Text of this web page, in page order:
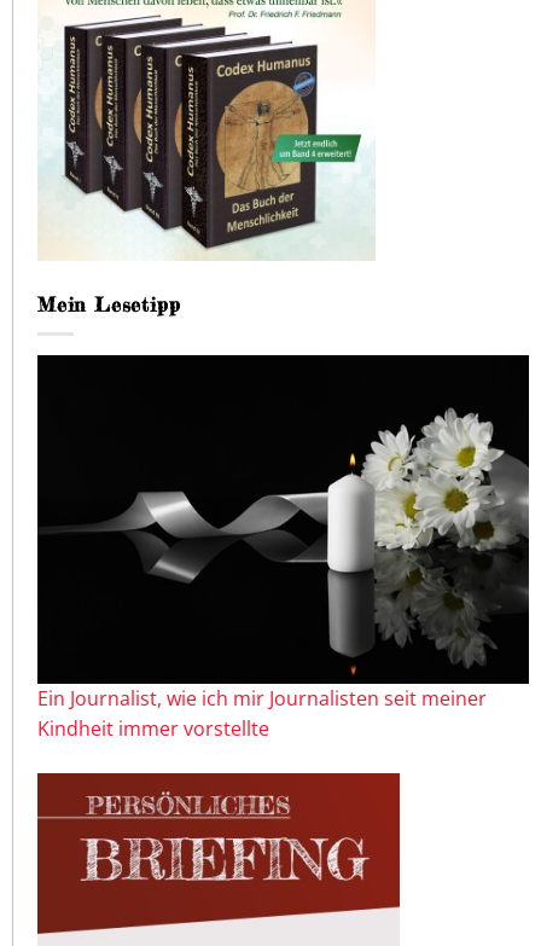
Mein Lesetipp
Ein Journalist, wie ich mir Journalisten seit meiner
Kindheit immer vorstellte